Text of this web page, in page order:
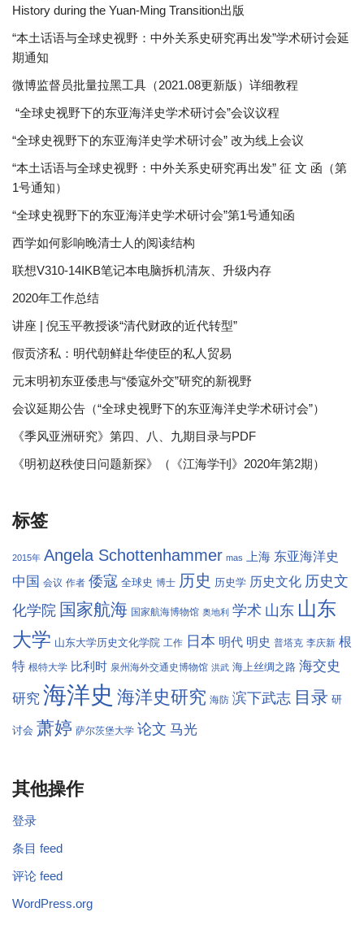
History during the Yuan-Ming Transition出版
“本土话语与全球史视野：中外关系史研究再出发”学术研讨会延
期通知
微博监督员批量拉黑工具（2021.08更新版）详细教程
“全球史视野下的东亚海洋史学术研讨会”会议议程
“全球史视野下的东亚海洋史学术研讨会” 改为线上会议
“本土话语与全球史视野：中外关系史研究再出发” 征 文 函（第
1号通知）
“全球史视野下的东亚海洋史学术研讨会”第1号通知函
西学如何影响晚清士人的阅读结构
联想V310-14IKB笔记本电脑拆机清灰、升级内存
2020年工作总结
讲座 | 倪玉平教授谈“清代财政的近代转型”
假贡济私：明代朝鲜赴华使臣的私人贸易
元末明初东亚倭患与“倭寇外交”研究的新视野
会议延期公告（“全球史视野下的东亚海洋史学术研讨会”）
《季风亚洲研究》第四、八、九期目录与PDF
《明初赵秩使日问题新探》（《江海学刊》2020年第2期）
标签
2015年 Angela Schottenhammer mas 上海 东亚海洋史
中国 会议 作者 倭寇 全球史 博士 历史 历史学 历史文化 历史文
化学院 国家航海 国家航海博物馆 奥地利 学术 山东 山东
大学 山东大学历史文化学院 工作 日本 明代 明史 普塔克 李庆新 根
特 根特大学 比利时 泉州海外交通史博物馆 洪武 海上丝绸之路 海交史
研究 海洋史 海洋史研究 海防 滨下武志 目录 研
讨会 萧婷 萨尔茨堡大学 论文 马光
其他操作
登录
条目 feed
评论 feed
WordPress.org